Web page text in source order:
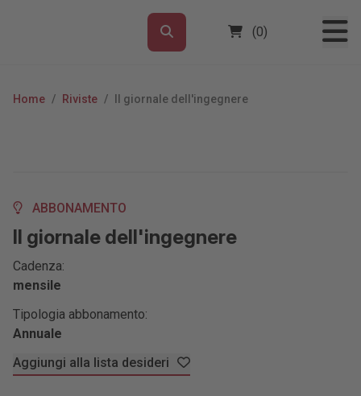
(0)
Home / Riviste / Il giornale dell'ingegnere
ABBONAMENTO
Il giornale dell'ingegnere
Cadenza:
mensile
Tipologia abbonamento:
Annuale
Aggiungi alla lista desideri